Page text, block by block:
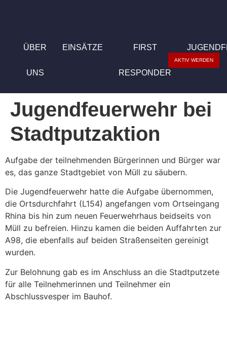
ÜBER
UNS
EINSÄTZE FIRST
RESPONDER
AKTIV WERDEN
Jugendfeuerwehr bei
Stadtputzaktion
Aufgabe der teilnehmenden Bürgerinnen und Bürger war
es, das ganze Stadtgebiet von Müll zu säubern.
Die Jugendfeuerwehr hatte die Aufgabe übernommen,
die Ortsdurchfahrt (L154) angefangen vom Ortseingang
Rhina bis hin zum neuen Feuerwehrhaus beidseits von
Müll zu befreien. Hinzu kamen die beiden Auffahrten zur
A98, die ebenfalls auf beiden Straßenseiten gereinigt
wurden.
Zur Belohnung gab es im Anschluss an die Stadtputzete
für alle Teilnehmerinnen und Teilnehmer ein
Abschlussvesper im Bauhof.